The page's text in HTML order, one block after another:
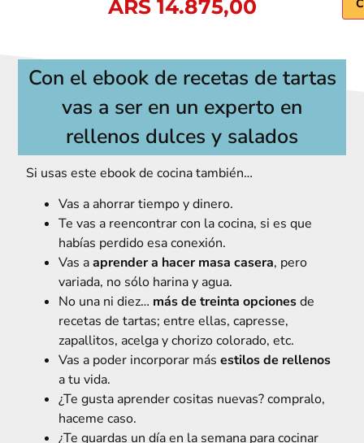
ARS14.875,00
Con el ebook de recetas de tartas
vas a ser en un experto en
rellenos dulces y salados
Si usas este ebook de cocina también…
Vas a ahorrar tiempo y dinero.
Te vas a reencontrar con la cocina, si es que
habías perdido esa conexión.
Vas aaprender a hacer masa casera, pero
variada, no sólo harina y agua.
No una ni diez… más de treinta opcionesde
recetas de tartas; entre ellas, capresse,
zapallitos, acelga y chorizo colorado, etc.
Vas a poder incorporar másestilos de rellenos
a tu vida.
¿Te gusta aprender cositas nuevas? compralo,
haceme caso.
¿Te guardas un día en la semana para cocinar